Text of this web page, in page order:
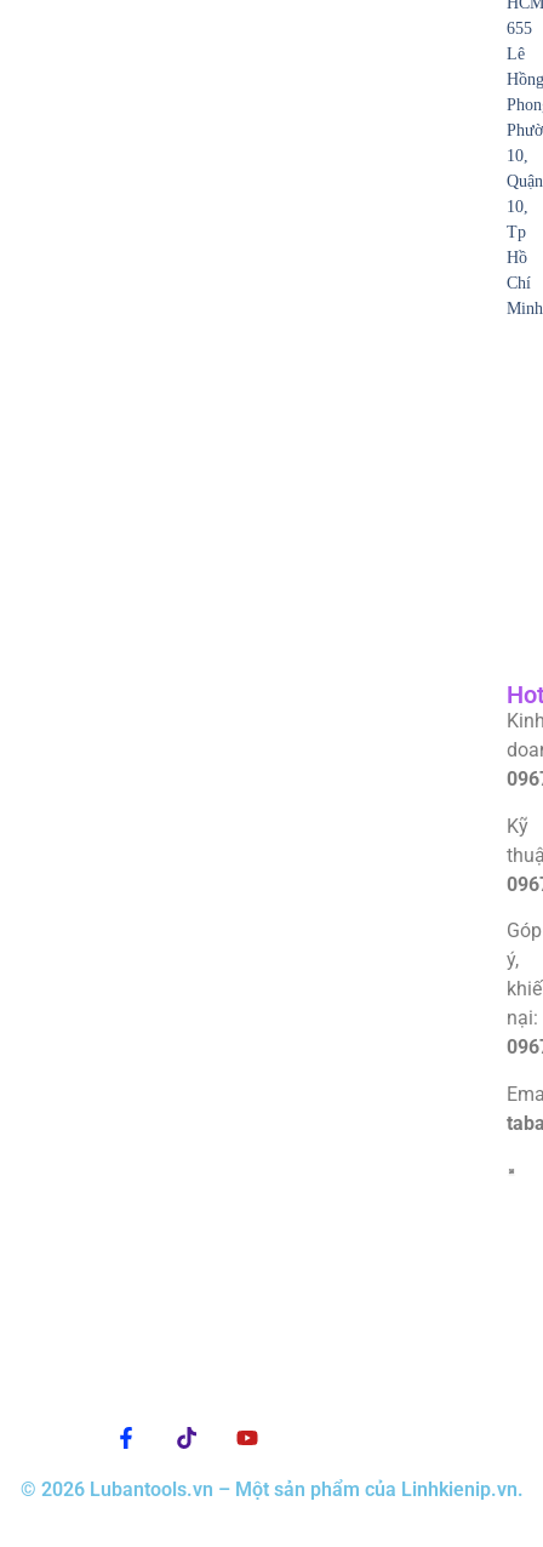
655
Lê
Hồng
10,
Quận
10,
Tp
Hồ
Chí
Minh
Kỹ
Góp
ý,
nại:
© 2026 Lubantools.vn – Một sản phẩm của Linhkienip.vn.